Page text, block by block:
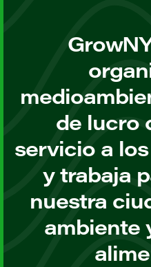
de lucro
servicio a
y trabaja
nuestra
ambiente